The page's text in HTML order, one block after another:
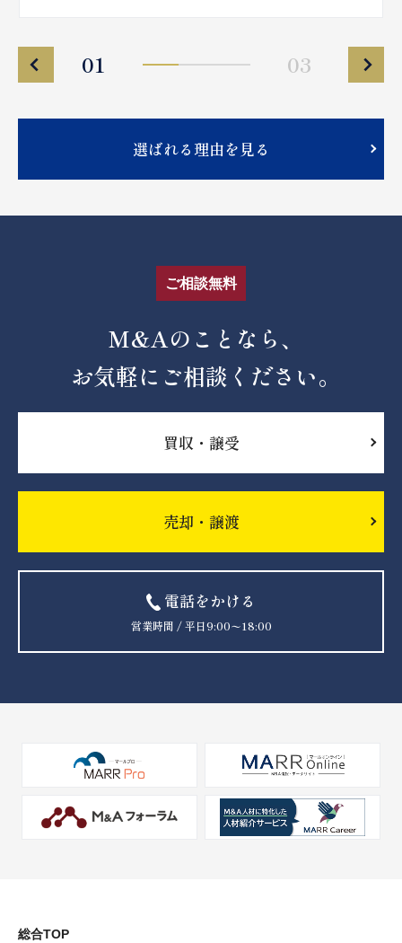
01 03
選ばれる理由を見る
ご相談無料
M&Aのことなら、
お気軽にご相談ください。
買収・譲受
売却・譲渡
電話をかける
営業時間 / 平日9:00〜18:00
総合TOP